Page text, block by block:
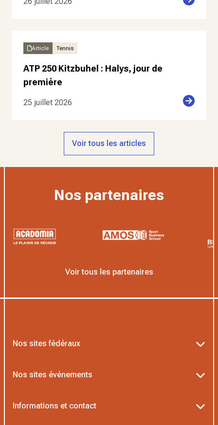
Article Tennis
ATP 250 Kitzbuhel : Halys, jour de
première
25 juillet 2026
Voir tous les articles
Nos partenaires
Voir tous les partenaires
Nos sites fédéraux
Nos sites événements
Informations et contact